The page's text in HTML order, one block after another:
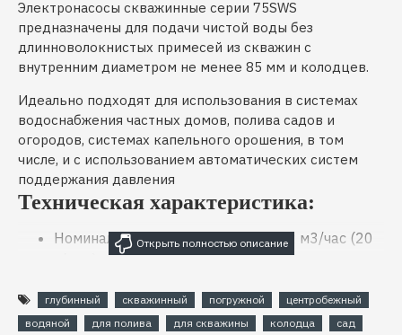
Электронасосы скважинные серии 75SWS
предназначены для подачи чистой воды без
длинноволокнистых примесей из скважин с
внутренним диаметром не менее 85 мм и колодцев.
Идеально подходят для использования в системах
водоснабжения частных домов, полива садов и
огородов, системах капельного орошения, в том
числе, и с использованием автоматических систем
поддержания давления
Техническая характеристика:
Номинальная объемная подача: 1,2 м3/час (20
Масса: 13,1 кг
Максимальный напор 102 м
глубинный скважинный погружной
центробежный
водяной
для полива для скважины колодца
сад